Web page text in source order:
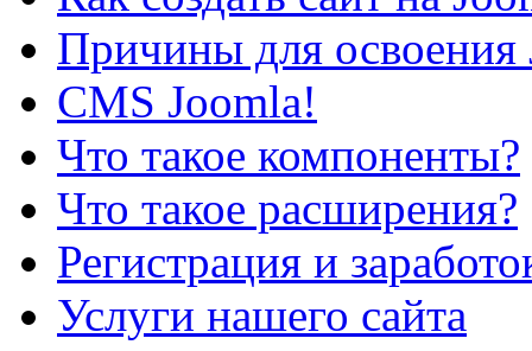
Причины для освоения
CMS Joomla!
Что такое компоненты?
Что такое расширения?
Регистрация и
Услуги нашего сайта